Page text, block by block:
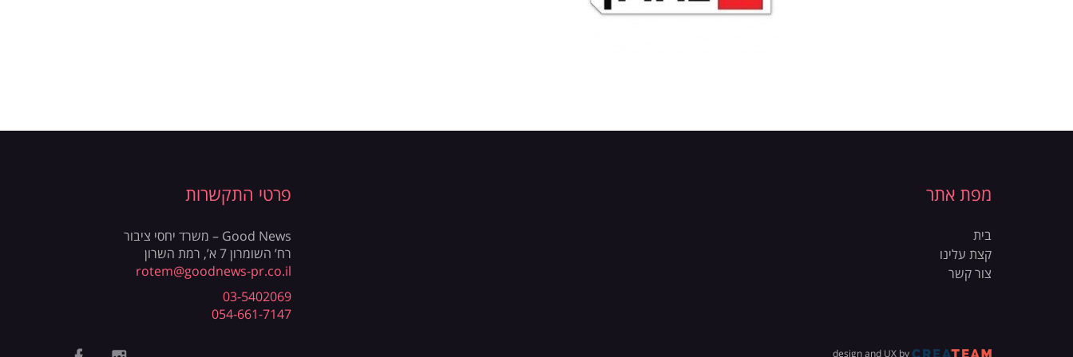
מפת אתר
בית
קצת עלינו
צור קשר
פרטי התקשרות
Good News – משרד יחסי ציבור
רח’ השומרון 7 א’, רמת השרון
rotem@goodnews-pr.co.il
03-5402069
054-661-7147
design and UX by